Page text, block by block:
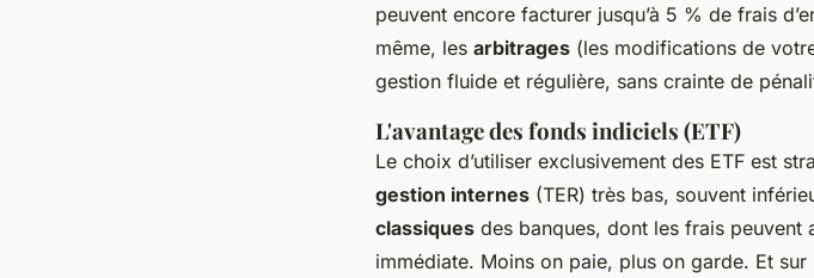
peuvent encore facturer jusqu’à 5 % de frais
même, les arbitrages (les modifications de
gestion fluide et régulière, sans crainte de
L'avantage des fonds indiciels (ETF)
Le choix d’utiliser exclusivement des ETF est
gestion internes (TER) très bas, souvent
classiques des banques, dont les frais peuvent
immédiate. Moins on paie, plus on garde. Et